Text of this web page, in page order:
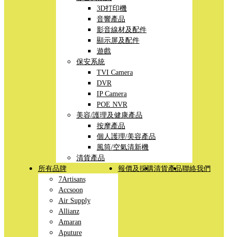
3D打印機
音響產品
影音線材及配件
顯示屏及配件
遊戲
保安系統
TVI Camera
DVR
IP Camera
POE NVR
美容/護理及健康產品
按摩產品
個人護理/美容產品
風筒/空氣清新機
清貨產品
所有品牌
7Artisans
Accsoon
Air Supply
Allianz
Amaran
Aputure
報價及採購清貨產品聯絡我們